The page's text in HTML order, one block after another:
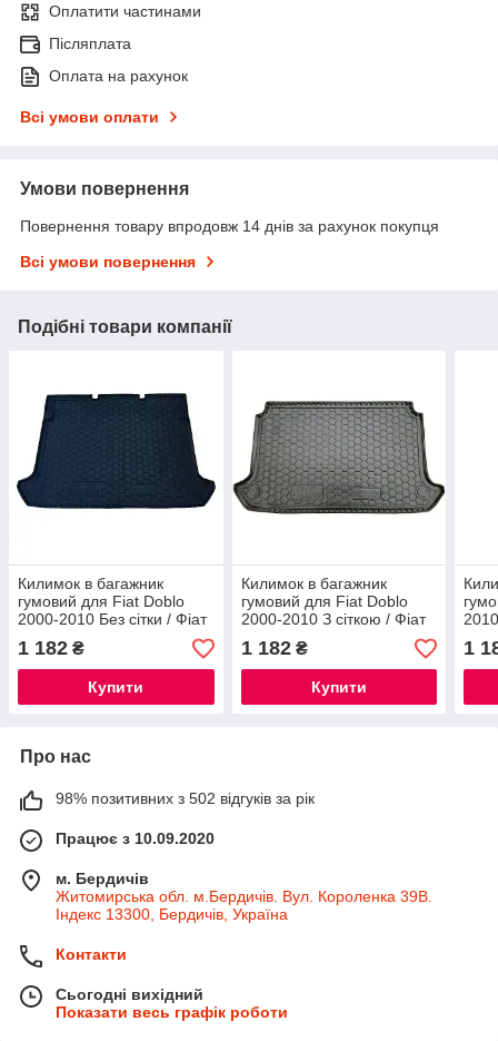
Оплатити частинами
Післяплата
Оплата на рахунок
Всі умови оплати
Умови повернення
Повернення товару впродовж 14 днів за рахунок покупця
Всі умови повернення
Подібні товари компанії
Килимок в багажник
гумовий для Fiat Doblo
2000-2010 Без сітки / Фіат
Добло автогум
1 182 ₴
Купити
Килимок в багажник
гумовий для Fiat Doblo
2000-2010 З сіткою / Фіат
Добло автогум
1 182₴
Купити
1
Про нас
98% позитивних з 502 відгуків за рік
Працює з 10.09.2020
м. Бердичів
Житомирська обл. м.Бердичів. Вул. Короленка 39В.
Індекс 13300, Бердичів, Україна
Контакти
Сьогодні вихідний
Показати весь графік роботи